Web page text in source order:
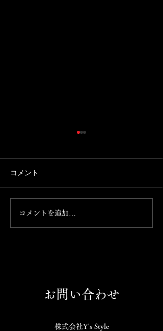
携帯を新しく買い替えたとこ
ろ、 Instagramが消えまし
ントで発信して参ります。
コメント
コメントを追加…
お問い合わせ
株式会社Y's Style